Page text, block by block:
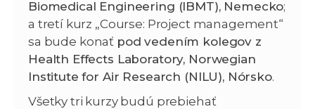
Biomedical Engineering (IBMT), Nemecko;
a tretí kurz „Course: Project management“
sa bude konať pod vedením kolegov z
Health Effects Laboratory, Norwegian
Institute for Air Research (NILU), Nórsko.
Všetky tri kurzy budú prebiehať